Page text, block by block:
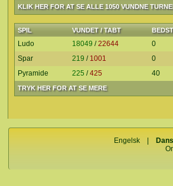
KLIK HER FOR AT SE ALLE 1050 VUNDNE
SPIL VUNDET / TABT
TRYK HER FOR AT SE MERE
Ludo 18049 /22644
0
Spar
219 / 1001
0
Pyramide
225 /425 40
Engelsk